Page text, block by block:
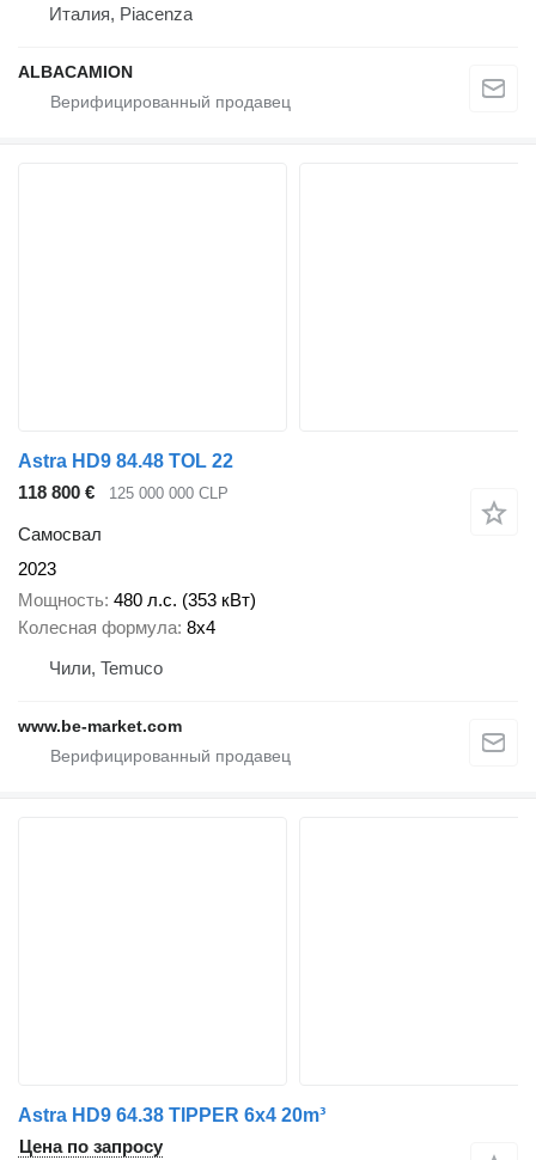
Италия, Piacenza
ALBACAMION
Astra HD9 84.48 TOL 22
118 800 €
125 000 000 CLP
Самосвал
2023
Мощность 480 л.с. (353 кВт)
Колесная формула 8x4
Чили, Temuco
www.be-market.com
Astra HD9 64.38 TIPPER 6x4 20m³
Цена по запросу